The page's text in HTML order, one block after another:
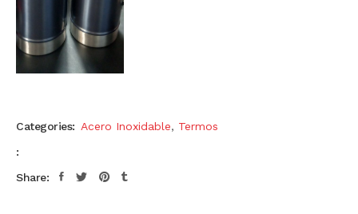
Categories: Acero Inoxidable, Termos
:
Share: